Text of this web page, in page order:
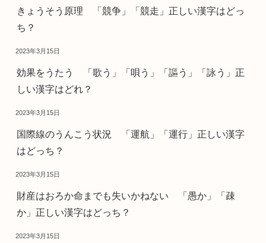
きょうそう原理 「競争」「競走」正しい漢字はどっ
ち？
2023年3月15日
効果をうたう 「歌う」「唄う」「謳う」「詠う」正
しい漢字はどれ？
2023年3月15日
国際線のうんこう状況 「運航」「運行」正しい漢字
はどっち？
2023年3月15日
財産はおろか命までも失いかねない 「愚か」「疎
か」正しい漢字はどっち？
2023年3月15日